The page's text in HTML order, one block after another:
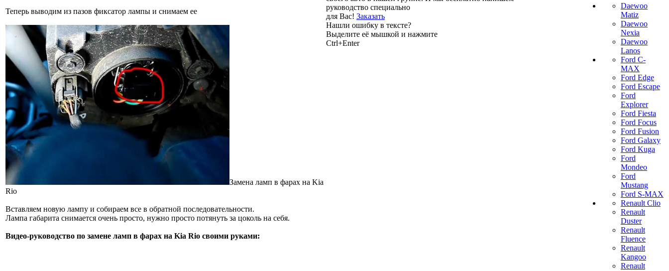
Теперь выводим из пазов фиксатор лампы и снимаем ее
Замена ламп в фарах на Kia
Rio
Вставляем новую лампу и собираем все в обратной последовательности.
Лампа габарита снимается очень просто, нужно просто потянуть за цоколь на себя.
Видео-руководство по замене ламп в фарах на Kia Rio своими руками:
руководство специально
для Вас! Заказать
Нашли ошибку в тексте?
Выделите её мышкой и нажмите
Ctrl+Enter
Daewoo
Matiz
Daewoo
Nexia
Daewoo
Lanos
Ford C-
MAX
Ford Edge
Ford Escape
Ford
Explorer
Ford Fiesta
Ford Focus
Ford Fusion
Ford Galaxy
Ford Kuga
Ford
Mondeo
Ford
Mustang
Ford S-MAX
Renault Clio
Renault
Duster
Renault
Fluence
Renault
Kangoo
Renault